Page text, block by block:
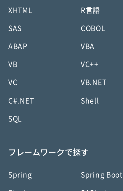
XHTML R言語
SAS COBOL
ABAP VBA
VB VC++
VC VB.NET
C#.NET Shell
SQL
フレームワークで探す
Spring Spring Boot